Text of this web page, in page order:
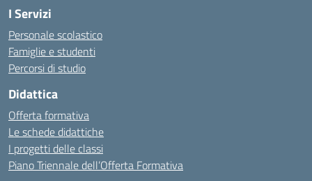
I Servizi
Personale scolastico
Famiglie e studenti
Percorsi di studio
Didattica
Offerta formativa
Le schede didattiche
I progetti delle classi
Piano Triennale dell’Offerta Formativa